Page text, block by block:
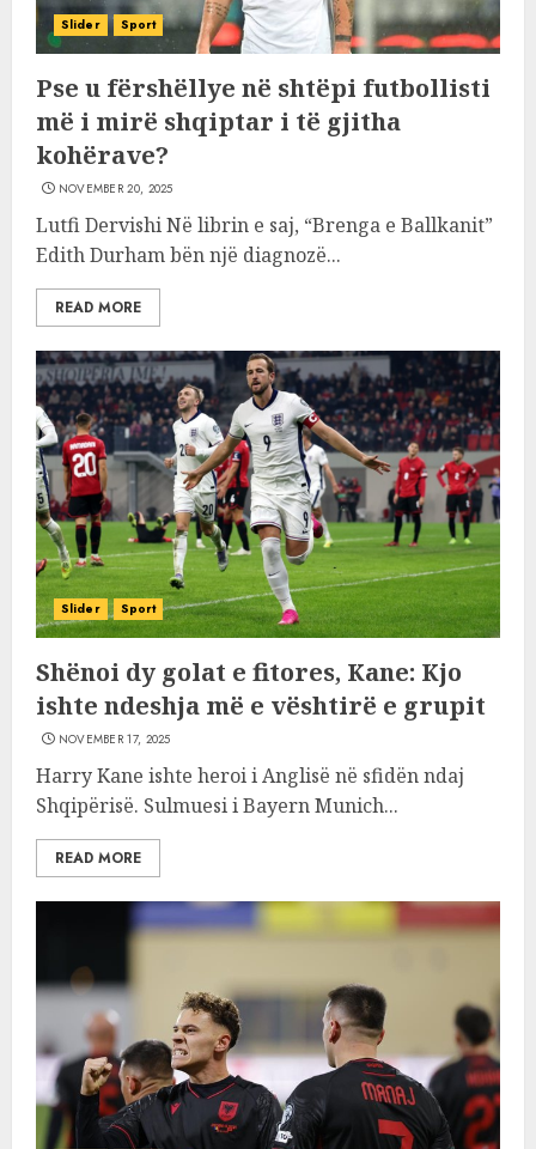
Slider Sport
Pse u fërshëllye në shtëpi futbollisti
më i mirë shqiptar i të gjitha
kohërave?
NOVEMBER 20, 2025
Lutfi Dervishi Në librin e saj, “Brenga e Ballkanit”
Edith Durham bën një diagnozë...
READ MORE
Slider Sport
Shënoi dy golat e fitores, Kane: Kjo
ishte ndeshja më e vështirë e grupit
NOVEMBER 17, 2025
Harry Kane ishte heroi i Anglisë në sfidën ndaj
Shqipërisë. Sulmuesi i Bayern Munich...
READ MORE